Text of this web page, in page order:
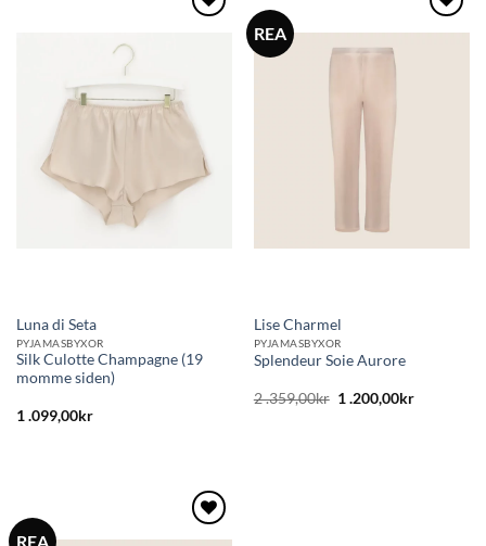
önskelistan
Luna di Seta
PYJAMASBYXOR
Silk Culotte Champagne (19
momme siden)
1 .099,00kr
REA
Lise Charmel
PYJAMASBYXOR
Splendeur Soie Aurore
2 .359,00kr Det
ursprungliga
1 .200,00krDet
REA